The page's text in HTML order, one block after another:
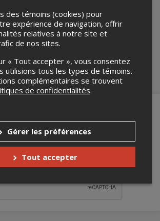
agit à titre de mandataire pour
en ligne et la vente de billets pour ses
à propos de cet événement, veuillez
de l’événement,
que vous n'êtes pas un
robot ci-bas.
des témoins (cookies) pour
expérience de navigation, offrir
relatives à notre site et
de nos sites.
« Tout accepter », vous consentez
utilisions tous les types de témoins.
complémentaires se trouvent
de confidentialités.
Gérer les préférences
Tout accepter